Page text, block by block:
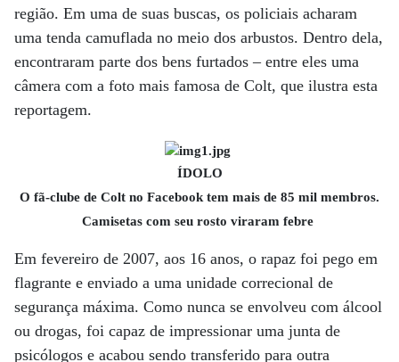
região. Em uma de suas buscas, os policiais acharam
uma tenda camuflada no meio dos arbustos. Dentro dela,
encontraram parte dos bens furtados – entre eles uma
câmera com a foto mais famosa de Colt, que ilustra esta
reportagem.
ÍDOLO
O fã-clube de Colt no Facebook tem mais de 85 mil membros.
Camisetas com seu rosto viraram febre
Em fevereiro de 2007, aos 16 anos, o rapaz foi pego em
flagrante e enviado a uma unidade correcional de
segurança máxima. Como nunca se envolveu com álcool
ou drogas, foi capaz de impressionar uma junta de
psicólogos e acabou sendo transferido para outra